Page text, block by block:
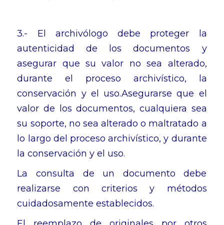
3.- El archivólogo debe proteger la
autenticidad de los documentos y
asegurar que su valor no sea alterado,
durante el proceso archivístico, la
conservación y el uso.Asegurarse que el
valor de los documentos, cualquiera sea
su soporte, no sea alterado o maltratado a
lo largo del proceso archivístico, y durante
la conservación y el uso.
La consulta de un documento debe
realizarse con criterios y métodos
cuidadosamente establecidos.